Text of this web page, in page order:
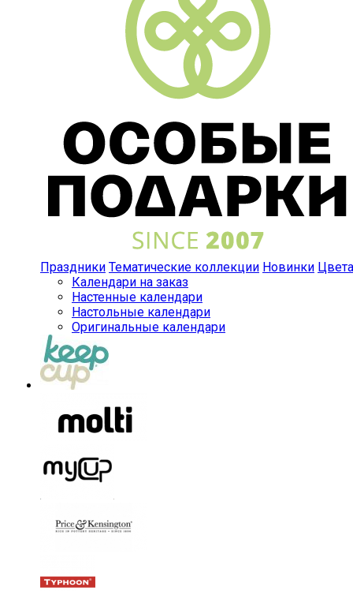
Праздники Тематические коллекции Новинки Цвета
Календари на заказ
Настенные календари
Настольные календари
Оригинальные календари